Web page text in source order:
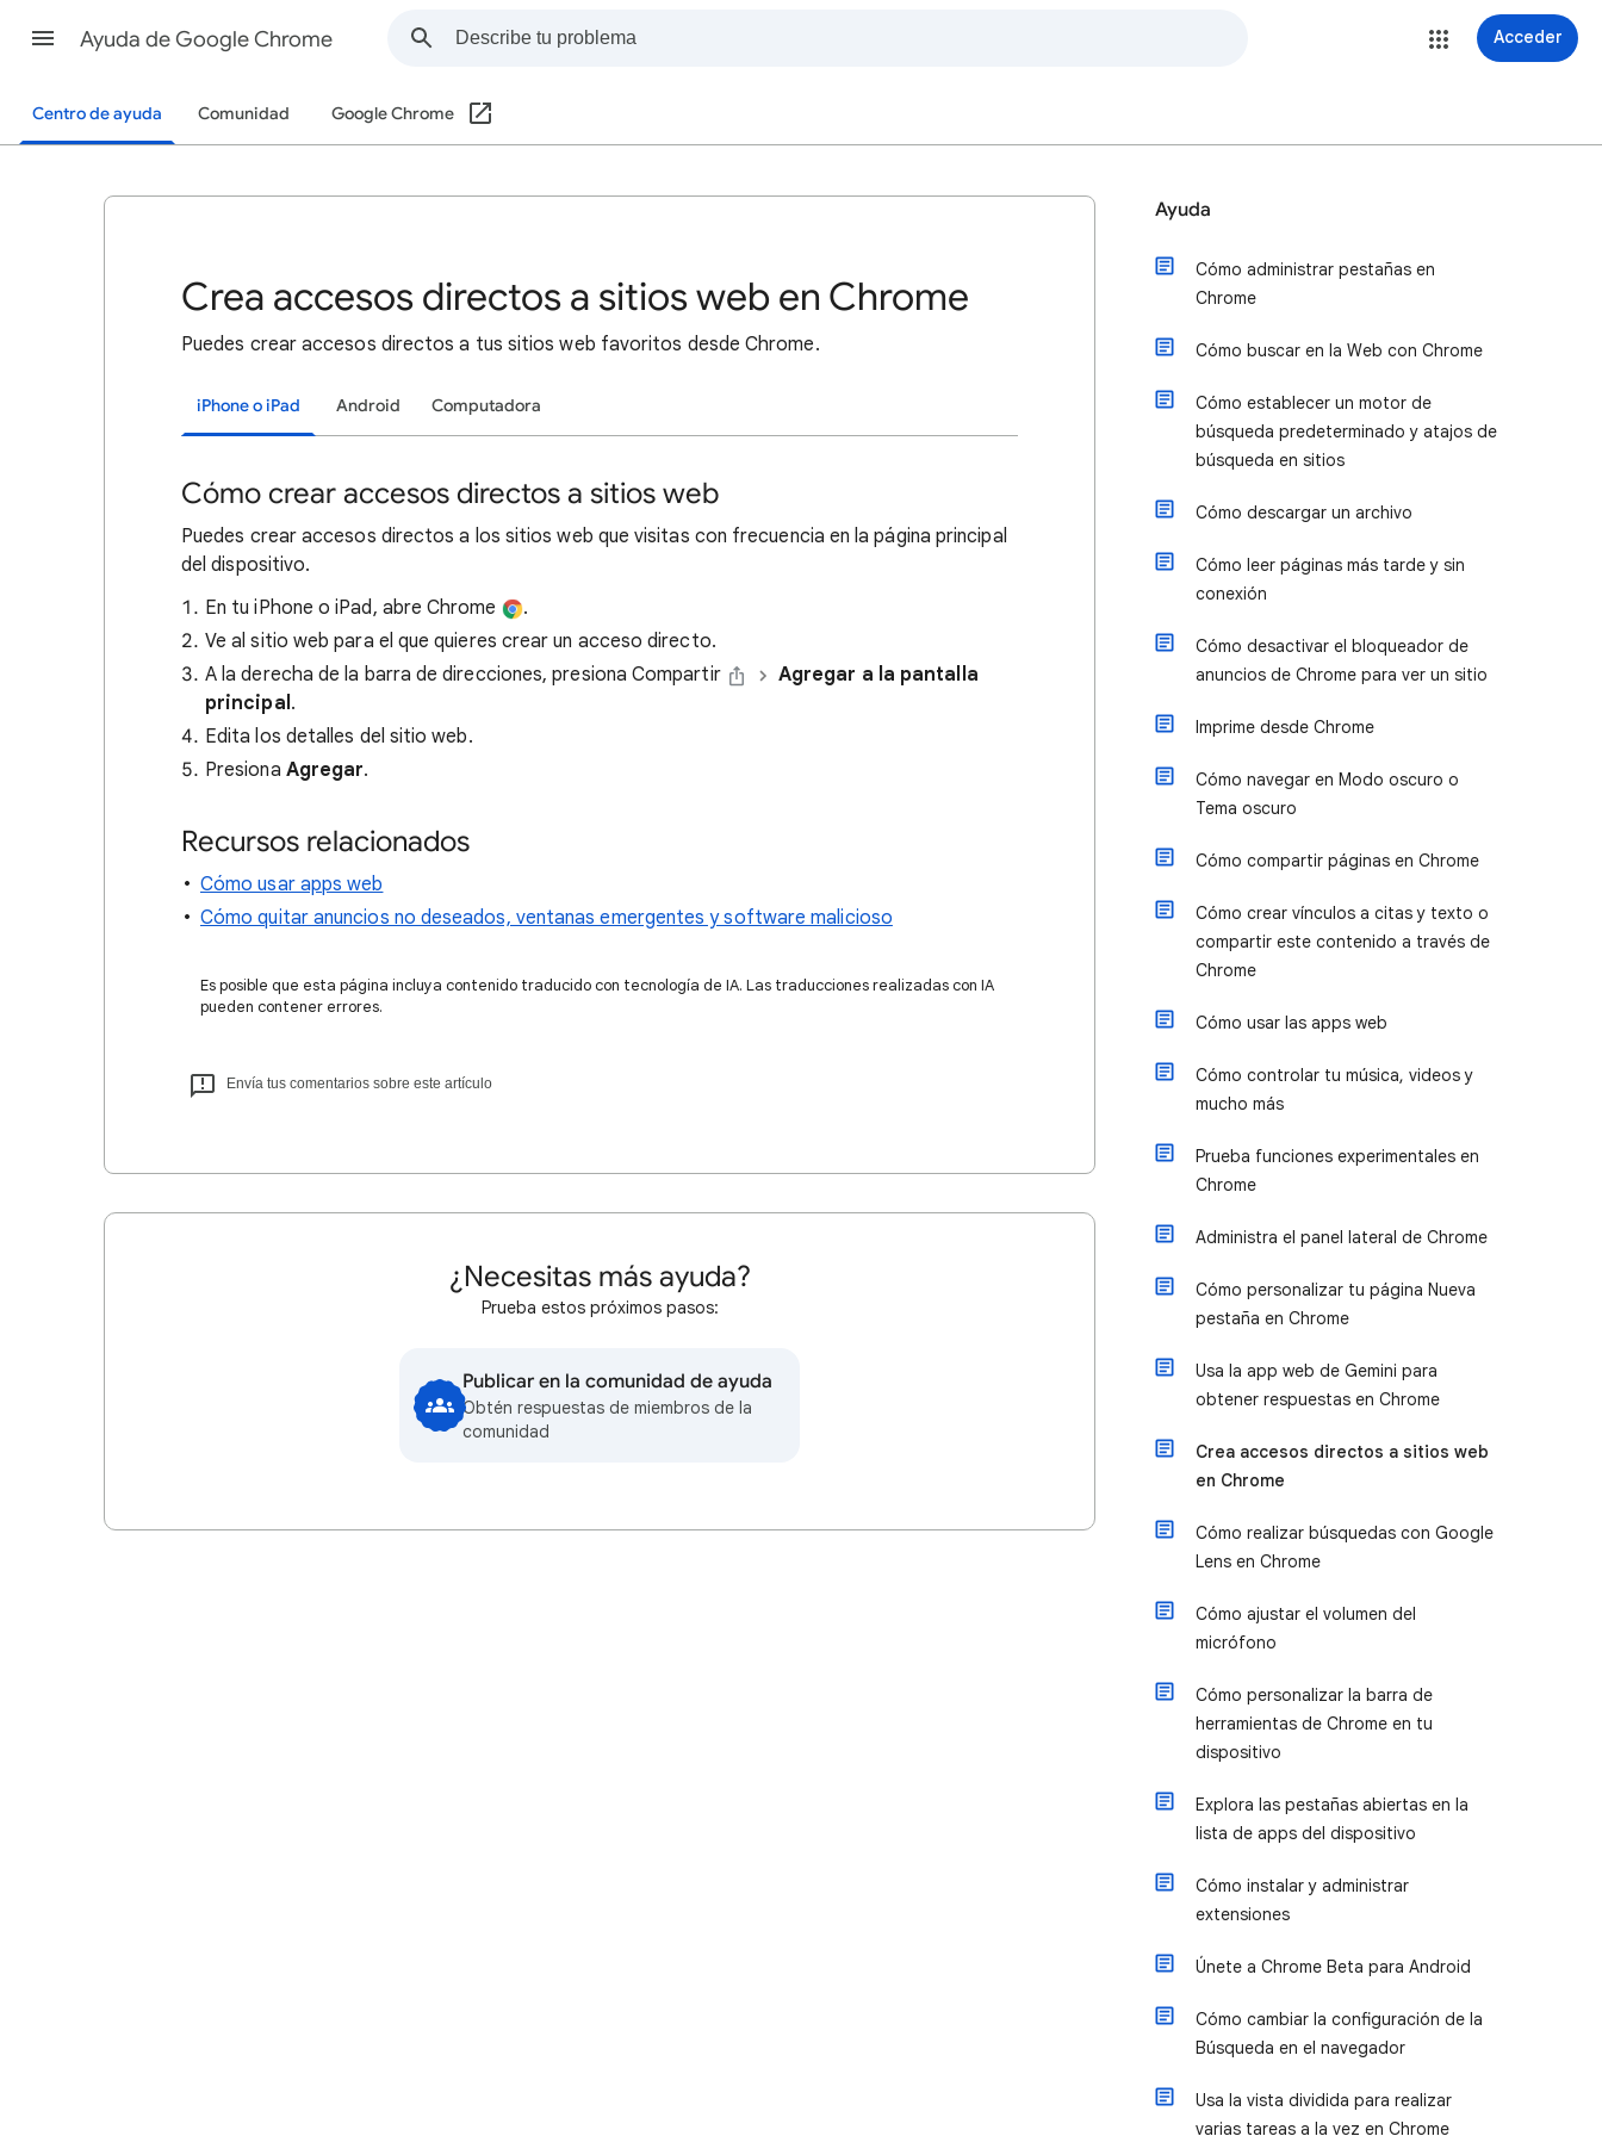
Ayuda de Google Chrome Acceder
Centro de ayuda Comunidad Google Chrome
Crea accesos directos a sitios web en Chrome
Puedes crear accesos directos a tus sitios web favoritos desde Chrome.
iPhone o iPad Android Computadora
Cómo crear accesos directos a sitios web
Puedes crear accesos directos a los sitios web que visitas con frecuencia en la página principal
del dispositivo.
En tu iPhone o iPad, abre Chrome
.
Ve al sitio web para el que quieres crear un acceso directo.
A la derecha de la barra de direcciones, presiona Compartir
Agregar a la pantalla
principal.
Edita los detalles del sitio web.
Presiona Agregar.
Recursos relacionados
Cómo usar apps web
Cómo quitar anuncios no deseados, ventanas emergentes y software malicioso
Es posible que esta página incluya contenido traducido con tecnología de IA. Las traducciones realizadas con IA
pueden contener errores.
Envía tus comentarios sobre este artículo
¿Necesitas más ayuda?
Prueba estos próximos pasos:
Publicar en la comunidad de ayuda
Obtén respuestas de miembros de la
comunidad
Ayuda
Cómo administrar pestañas en
Chrome
Cómo buscar en la Web con Chrome
Cómo establecer un motor de
búsqueda predeterminado y atajos de
búsqueda en sitios
Cómo descargar un archivo
Cómo leer páginas más tarde y sin
conexión
Cómo desactivar el bloqueador de
anuncios de Chrome para ver un sitio
Imprime desde Chrome
Cómo navegar en Modo oscuro o
Tema oscuro
Cómo compartir páginas en Chrome
Cómo crear vínculos a citas y texto o
compartir este contenido a través de
Chrome
Cómo usar las apps web
Cómo controlar tu música, videos y
mucho más
Prueba funciones experimentales en
Chrome
Administra el panel lateral de Chrome
Cómo personalizar tu página Nueva
pestaña en Chrome
Usa la app web de Gemini para
obtener respuestas en Chrome
Crea accesos directos a sitios web
en Chrome
Cómo realizar búsquedas con Google
Lens en Chrome
Cómo ajustar el volumen del
micrófono
Cómo personalizar la barra de
herramientas de Chrome en tu
dispositivo
Explora las pestañas abiertas en la
lista de apps del dispositivo
Cómo instalar y administrar
extensiones
Únete a Chrome Beta para Android
Cómo cambiar la configuración de la
Búsqueda en el navegador
Usa la vista dividida para realizar
varias tareas a la vez en Chrome